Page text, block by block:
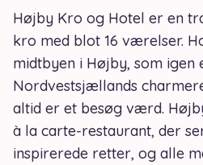
Højby Kro og Hotel er en
kro med blot 16 værelser.
midtbyen i Højby, som igen
Nordvestsjællands
altid er et besøg værd.
à la carte-restaurant, der
inspirerede retter, og alle